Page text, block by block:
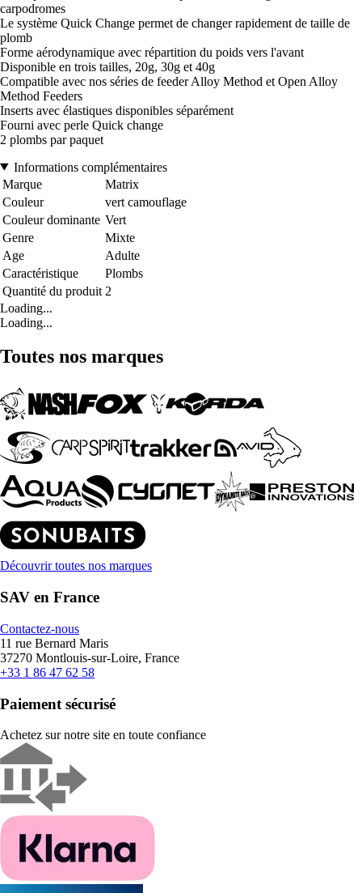
carpodromes
Le système Quick Change permet de changer rapidement de taille de
plomb
Forme aérodynamique avec répartition du poids vers l'avant
Disponible en trois tailles, 20g, 30g et 40g
Compatible avec nos séries de feeder Alloy Method et Open Alloy
Method Feeders
Inserts avec élastiques disponibles séparément
Fourni avec perle Quick change
2 plombs par paquet
Informations complémentaires
Marque
Matrix
Couleur
vert camouflage
Couleur dominante Vert
Genre
Mixte
Age
Adulte
Caractéristique
Plombs
Quantité du produit 2
Loading...
Loading...
Toutes nos marques
Découvrir toutes nos marques
SAV en France
Contactez-nous
11 rue Bernard Maris
37270 Montlouis-sur-Loire, France
+33 1 86 47 62 58
Paiement sécurisé
Achetez sur notre site en toute confiance